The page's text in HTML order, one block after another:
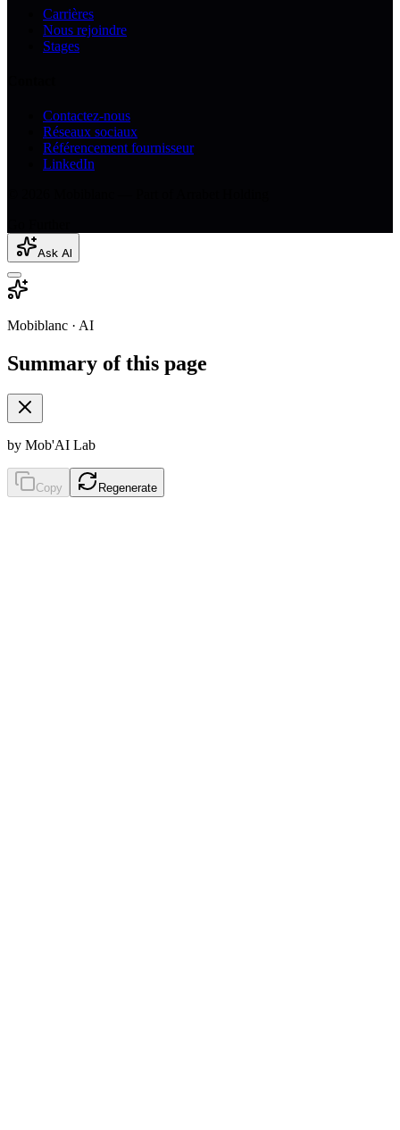
Carrières
Nous rejoindre
Stages
Contactez-nous
Réseaux sociaux
Référencement fournisseur
LinkedIn
Ask AI
Mobiblanc · AI
Summary of this page
by Mob'AI Lab
Copy Regenerate